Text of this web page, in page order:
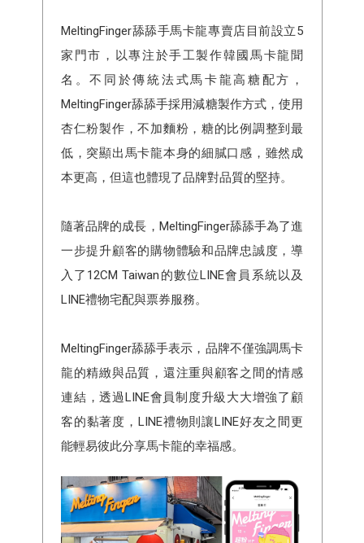
MeltingFinger舔舔手馬卡龍專賣店目前設立5
家門市，以專注於手工製作韓國馬卡龍聞
名。不同於傳統法式馬卡龍高糖配方，
MeltingFinger舔舔手採用減糖製作方式，使用
杏仁粉製作，不加麵粉，糖的比例調整到最
低，突顯出馬卡龍本身的細膩口感，雖然成
本更高，但這也體現了品牌對品質的堅持。
隨著品牌的成長，MeltingFinger舔舔手為了進
一步提升顧客的購物體驗和品牌忠誠度，導
入了12CM Taiwan的數位LINE會員系統以及
LINE禮物宅配與票券服務。
MeltingFinger舔舔手表示，品牌不僅強調馬卡
龍的精緻與品質，還注重與顧客之間的情感
連結，透過LINE會員制度升級大大增強了顧
客的黏著度，LINE禮物則讓LINE好友之間更
能輕易彼此分享馬卡龍的幸福感。